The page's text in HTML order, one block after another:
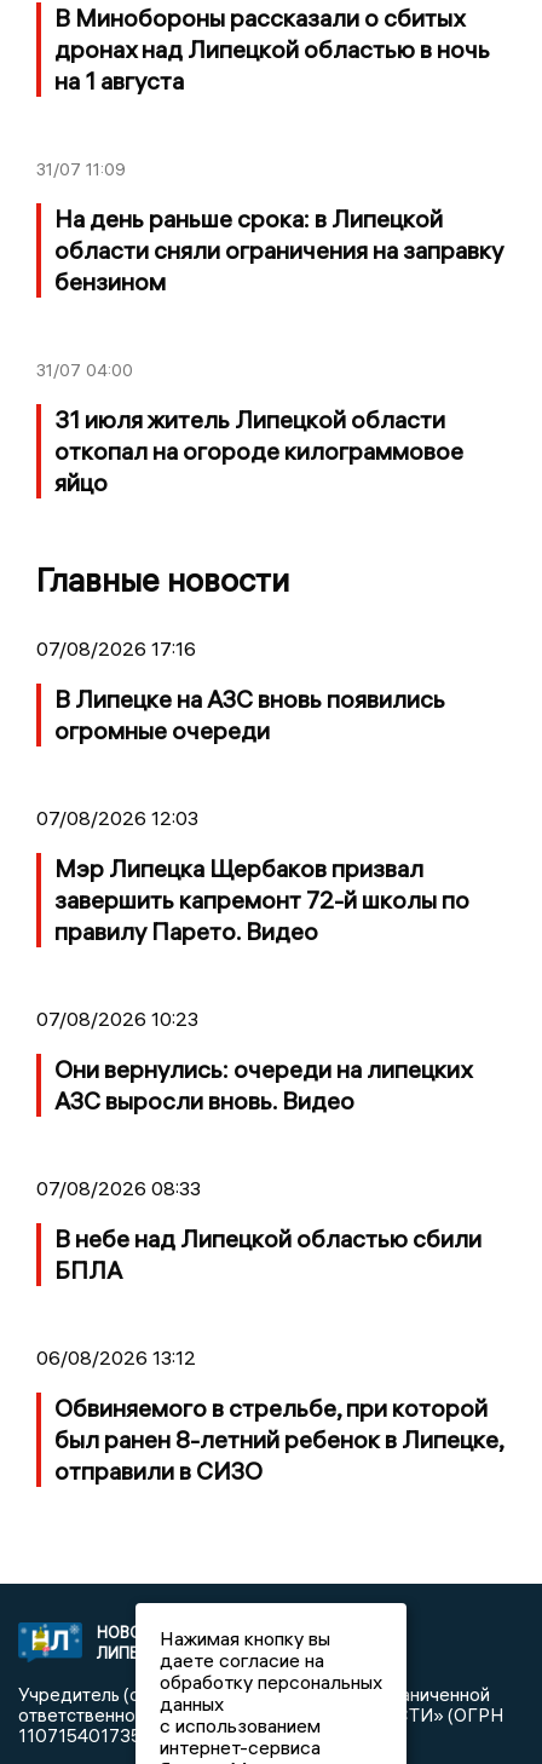
В Минобороны рассказали о сбитых
дронах над Липецкой областью в ночь
на 1 августа
31/07 11:09
На день раньше срока: в Липецкой
области сняли ограничения на заправку
бензином
31/07 04:00
31 июля житель Липецкой области
откопал на огороде килограммовое
яйцо
Главные новости
07/08/2026 17:16
В Липецке на АЗС вновь появились
огромные очереди
07/08/2026 12:03
Мэр Липецка Щербаков призвал
завершить капремонт 72-й школы по
правилу Парето. Видео
07/08/2026 10:23
Они вернулись: очереди на липецких
АЗС выросли вновь. Видео
07/08/2026 08:33
В небе над Липецкой областью сбили
БПЛА
06/08/2026 13:12
Обвиняемого в стрельбе, при которой
был ранен 8-летний ребенок в Липецке,
отправили в СИЗО
НОВОСТИ
ЛИПЕЦКА
2021 © NEWSLIPETSK.RU | СИ
«Новости Липецка»
Учредитель (соучредители): Общество с ограниченной
ответственностью «РЕГИОНАЛЬНЫЕ НОВОСТИ» (ОГРН
1107154017354)
Нажимая кнопку вы
даете согласие на
обработку персональных
данных
с использованием
интернет-сервиса